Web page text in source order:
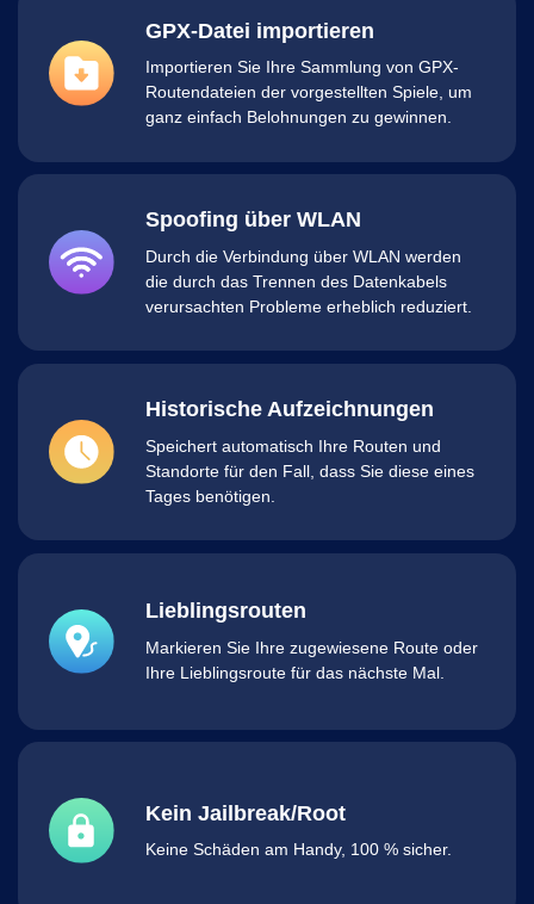
GPX-Datei importieren
Importieren Sie Ihre Sammlung von GPX-
Routendateien der vorgestellten Spiele, um
ganz einfach Belohnungen zu gewinnen.
Spoofing über WLAN
Durch die Verbindung über WLAN werden
die durch das Trennen des Datenkabels
verursachten Probleme erheblich reduziert.
Historische Aufzeichnungen
Speichert automatisch Ihre Routen und
Standorte für den Fall, dass Sie diese eines
Tages benötigen.
Lieblingsrouten
Markieren Sie Ihre zugewiesene Route oder
Ihre Lieblingsroute für das nächste Mal.
Kein Jailbreak/Root
Keine Schäden am Handy, 100 % sicher.